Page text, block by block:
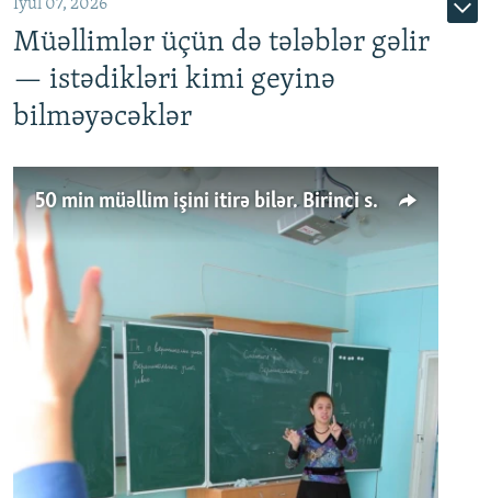
İyul 07, 2026
Müəllimlər üçün də tələblər gəlir
— istədikləri kimi geyinə
bilməyəcəklər
50 min müəllim işini itirə bilər. Birinci sinfə gedənlər azalır